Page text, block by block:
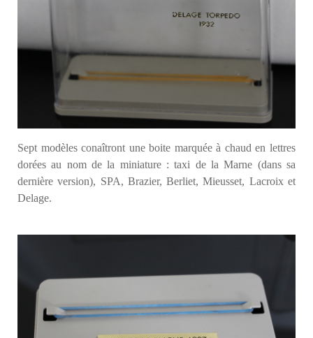
Sept modèles conaîtront une boite marquée à chaud en lettres
dorées au nom de la miniature : taxi de la Marne (dans sa
dernière version), SPA, Brazier, Berliet, Mieusset, Lacroix et
Delage.